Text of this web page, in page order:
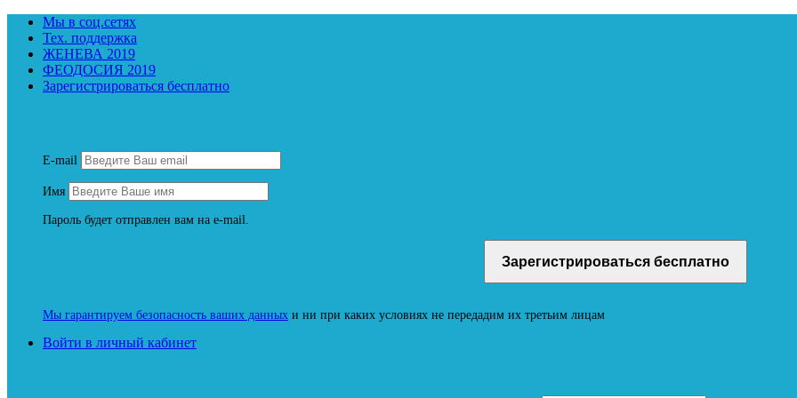
Мы в соц.сетях
Тех. поддержка
ЖЕНЕВА 2019
ФЕОДОСИЯ 2019
Зарегистрироваться бесплатно
E-mail
Имя
Пароль будет отправлен вам на e-mail.
Мы гарантируем безопасность ваших данных и ни при каких условиях не передадим их третьим лицам
Войти в личный кабинет